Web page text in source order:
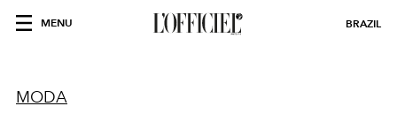
MENU BRAZIL
MODA